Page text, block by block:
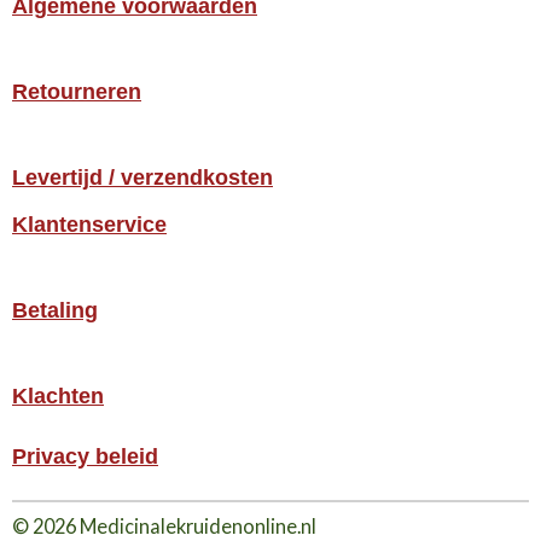
Algemene voorwaarden
Retourneren
Levertijd / verzendkosten
Klantenservice
Betaling
Klachten
Privacy beleid
© 2026 Medicinalekruidenonline.nl